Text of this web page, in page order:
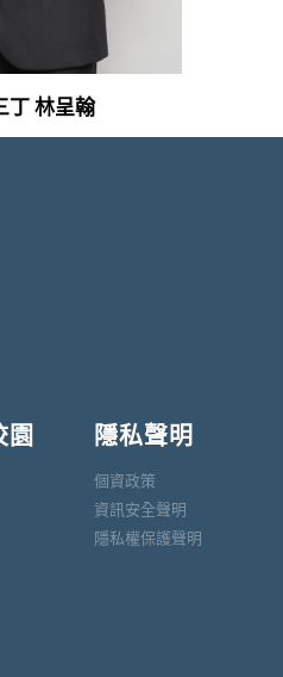
丁 林呈翰
園 隱私聲明
個資政策
資訊安全聲明
隱私權保護聲明